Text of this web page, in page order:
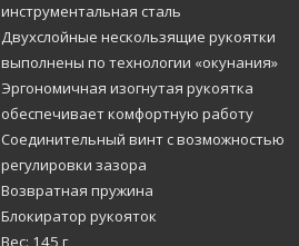
инструментальная сталь
Двухслойные нескользящие рукоятки
выполнены по технологии «окунания»
Эргономичная изогнутая рукоятка
обеспечивает комфортную работу
Соединительный винт с возможностью
регулировки зазора
Возвратная пружина
Блокиратор рукояток
Вес: 145 г